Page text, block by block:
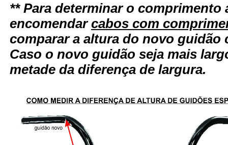
** Para determinar o comprimento
encomendarcabos com
comparar a altura do novo
Caso o novo guidão seja mais
metade da diferença de largura.